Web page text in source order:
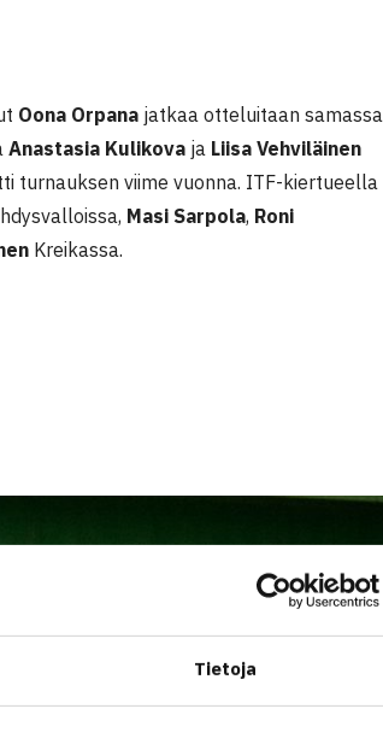
Tietoja
Oona Orpana jatkaa otteluitaan samassa
Anastasia Kulikova ja Liisa Vehviläinen
turnauksen viime vuonna. ITF-kiertueella
Masi Sarpola, Roni
Kreikassa.